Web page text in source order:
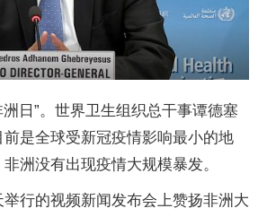
洲日”。世界卫生组织总干事谭德塞
是全球受新冠疫情影响最小的地
洲没有出现疫情大规模暴发。
行的视频新闻发布会上赞扬非洲大